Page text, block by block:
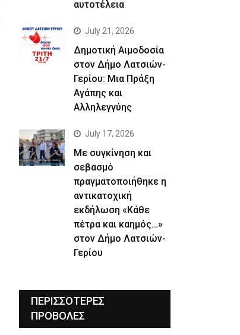
αυτοτέλεια
July 21, 2026
Δημοτική Αιμοδοσία
στον Δήμο Λατσιών-
Γερίου: Μια Πράξη
Αγάπης και
Αλληλεγγύης
July 17, 2026
Με συγκίνηση και
σεβασμό
πραγματοποιήθηκε η
αντικατοχική
εκδήλωση «Κάθε
πέτρα και καημός…»
στον Δήμο Λατσιών-
Γερίου
ΠΕΡΙΣΣΟΤΕΡΕΣ
ΠΡΟΒΟΛΕΣ